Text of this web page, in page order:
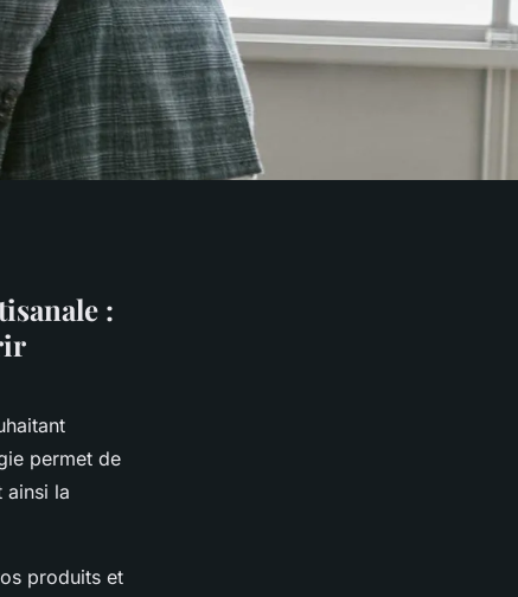
:
permet de
ainsi la
produits et